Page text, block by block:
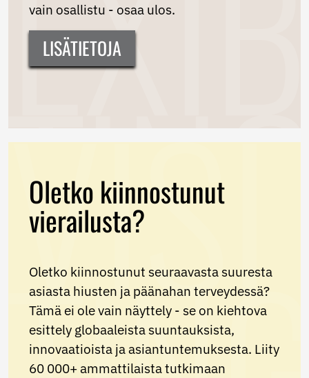
vain osallistu - osaa ulos.
LISÄTIETOJA
Oletko kiinnostunut
vierailusta?
Oletko kiinnostunut seuraavasta suuresta
asiasta hiusten ja päänahan terveydessä?
Tämä ei ole vain näyttely - se on kiehtova
esittely globaaleista suuntauksista,
innovaatioista ja asiantuntemuksesta. Liity
60 000+ ammattilaista tutkimaan